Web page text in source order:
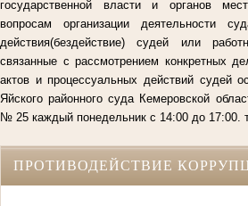
государственной власти и органов
вопросам организации
действия(бездействие) судей или
связанные с рассмотрением конкретных
актов и процессуальных действий судей
Яйского районного суда Кемеровской
№ 25 каждый понедельник с 14:00 до 17:00.
ПРОТИВОДЕЙСТВИЕ